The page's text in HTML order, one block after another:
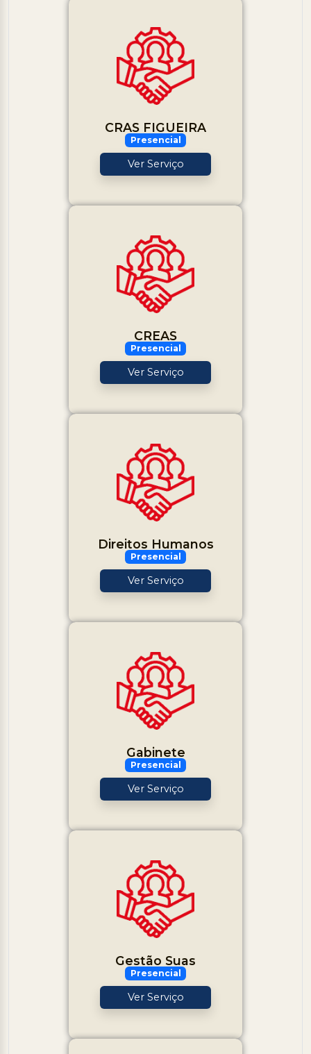
CRAS FIGUEIRA
Presencial
Ver Serviço
CREAS
Presencial
Ver Serviço
Direitos Humanos
Presencial
Ver Serviço
Gabinete
Presencial
Ver Serviço
Gestão Suas
Presencial
Ver Serviço